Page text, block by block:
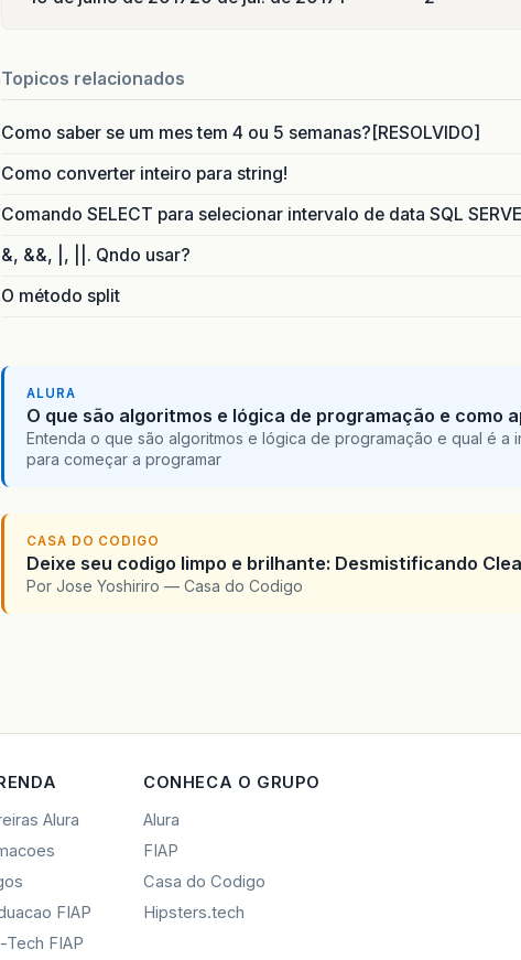
Topicos relacionados
Como saber se um mes tem 4 ou 5 semanas?[RESOLVIDO]
Como converter inteiro para string!
Comando SELECT para selecionar intervalo de data SQL
&, &&, |, ||. Qndo usar?
O método split
ALURA
O que são algoritmos e lógica de programação e como
Entenda o que são algoritmos e lógica de programação e qual é a
para começar a programar
CASA DO CODIGO
Deixe seu codigo limpo e brilhante: Desmistificando
Por Jose Yoshiriro — Casa do Codigo
Alura
FIAP
Tech FIAP
CONHECA O GRUPO
Alura
FIAP
Casa do Codigo
Hipsters.tech